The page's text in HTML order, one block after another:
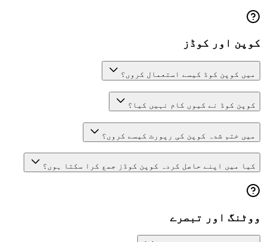
کوپن اور کوڈز
میں کوپن کوڈ کیسے استعمال کروں؟
کوپن کوڈ نے کیوں کام نہیں کیا؟
میں ختم شدہ کوپن کی رپورٹ کیسے کروں؟
کیا میں اپنے حاصل کردہ کوپن کوڈز جمع کرا سکتا ہوں؟
ووٹنگ اور تبصرے